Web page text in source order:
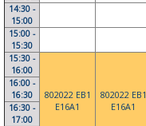
14:30 -
15:00
15:00 -
15:30
15:30 -
16:00
802022 EB1
E16A1
802022 EB1
E16A1
16:00 -
16:30
16:30 -
17:00